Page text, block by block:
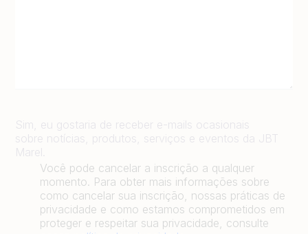
Sim, eu gostaria de receber e-mails ocasionais
sobre notícias, produtos, serviços e eventos da JBT
Marel.
Você pode cancelar a inscrição a qualquer
momento. Para obter mais informações sobre
como cancelar sua inscrição, nossas práticas de
privacidade e como estamos comprometidos em
proteger e respeitar sua privacidade, consulte